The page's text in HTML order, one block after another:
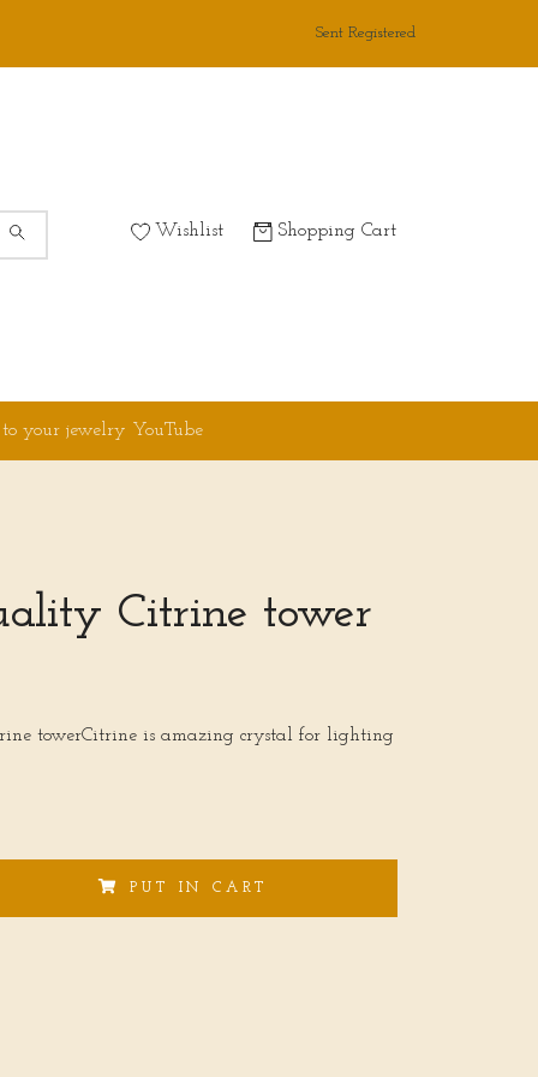
Sent Registered
Wishlist Shopping Cart
to your jewelry YouTube
Citrine tower
towerCitrine is amazing crystal for lighting
PUT IN CART